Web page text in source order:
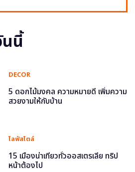
นี้
DECOR
5 ดอกไม้มงคล ความหมายดี เพิ่มความ
สวยงามให้กับบ้าน
ไลฟ์สไตล์
15 เมืองน่าเที่ยวทั่วออสเตรเลีย ทริป
หน้าต้องไป